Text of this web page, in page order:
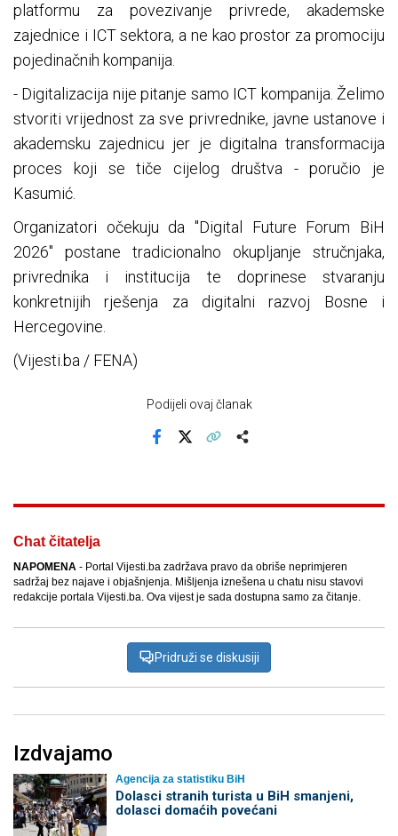
platformu za povezivanje privrede, akademske
zajednice i ICT sektora, a ne kao prostor za promociju
pojedinačnih kompanija.
- Digitalizacija nije pitanje samo ICT kompanija. Želimo
stvoriti vrijednost za sve privrednike, javne ustanove i
akademsku zajednicu jer je digitalna transformacija
proces koji se tiče cijelog društva - poručio je
Kasumić.
Organizatori očekuju da "Digital Future Forum BiH
2026" postane tradicionalno okupljanje stručnjaka,
privrednika i institucija te doprinese stvaranju
konkretnijih rješenja za digitalni razvoj Bosne i
Hercegovine.
(Vijesti.ba / FENA)
Podijeli ovaj članak
Chat čitatelja
NAPOMENA - Portal Vijesti.ba zadržava pravo da obriše neprimjeren
sadržaj bez najave i objašnjenja. Mišljenja iznešena u chatu nisu stavovi
redakcije portala Vijesti.ba. Ova vijest je sada dostupna samo za čitanje.
Pridruži se diskusiji
Izdvajamo
Agencija za statistiku BiH
Dolasci stranih turista u BiH smanjeni,
dolasci domaćih povećani